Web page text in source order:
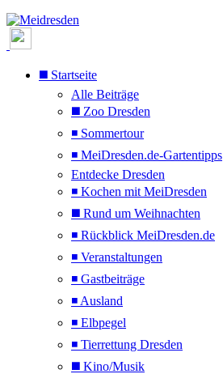
◼️ Startseite
Alle Beiträge
◼️ Zoo Dresden
◾ Sommertour
◾ MeiDresden.de-Gartentipps
Entdecke Dresden
◾ Kochen mit MeiDresden
◼️ Rund um Weihnachten
◾ Rückblick MeiDresden.de
◾ Veranstaltungen
◾ Gastbeiträge
◾ Ausland
◾ Elbpegel
◾ Tierrettung Dresden
◼️ Kino/Musik